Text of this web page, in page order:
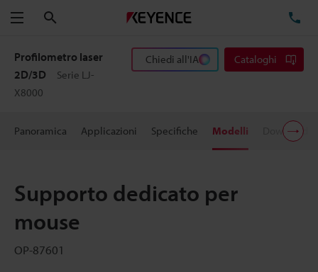
Menu
Profilometro laser
2D/3D
Serie LJ-
X8000
Chiedi all'IA Cataloghi
Panoramica Applicazioni Specifiche Modelli Download
Supporto dedicato per
mouse
OP-87601